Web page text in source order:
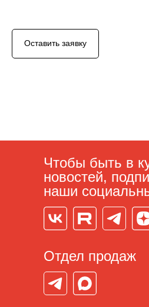
Оставить заявку
Чтобы быть в
новостей,
наши
Отдел продаж